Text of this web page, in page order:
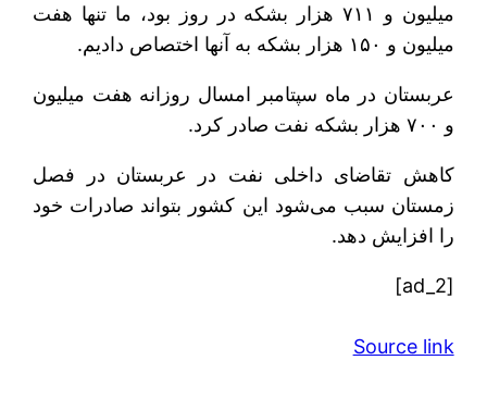
میلیون و ۷۱۱ هزار بشکه در روز بود، ما تنها هفت
میلیون و ۱۵۰ هزار بشکه به آنها اختصاص دادیم.
عربستان در ماه سپتامبر امسال روزانه هفت میلیون
و ۷۰۰ هزار بشکه نفت صادر کرد.
کاهش تقاضای داخلی نفت در عربستان در فصل
زمستان سبب می‌شود این کشور بتواند صادرات خود
را افزایش دهد.
[ad_2]
Source link